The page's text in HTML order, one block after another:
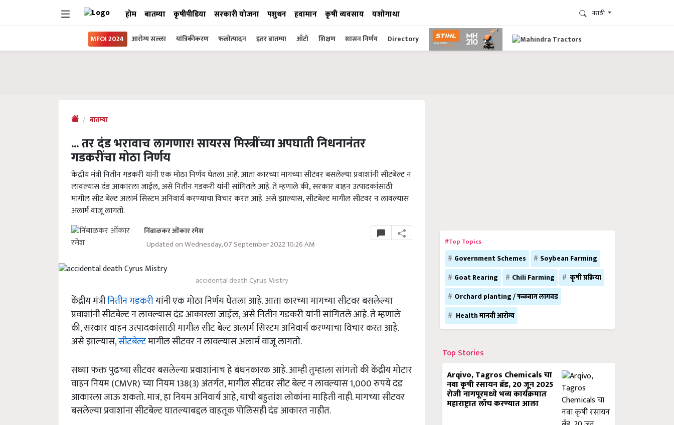
होम बातम्या कृषीपीडिया सरकारी योजना पशुधन हवामान कृषी व्यवसाय यशोगाथा मराठी
MFOI 2024 आरोग्य सल्ला यांत्रिकीकरण फलोत्पादन इतर बातम्या ऑटो शिक्षण शासन निर्णय Directory
बातम्या
... तर दंड भरावाच लागणार! सायरस मिस्त्रींच्या अपघाती निधनानंतर
गडकरींचा मोठा निर्णय
केंद्रीय मंत्री नितीन गडकरी यांनी एक मोठा निर्णय घेतला आहे. आता कारच्या मागच्या सीटवर बसलेल्या प्रवाशांनी सीटबेल्ट न
लावल्यास दंड आकारला जाईल, असे नितीन गडकरी यांनी सांगितले आहे. ते म्हणाले की, सरकार वाहन उत्पादकांसाठी
मागील सीट बेल्ट अलार्म सिस्टम अनिवार्य करण्याचा विचार करत आहे. असे झाल्यास, सीटबेल्ट मागील सीटवर न लावल्यास
अलार्म वाजू लागतो.
निंबाळकर ओंकार रमेश
Updated on Wednesday, 07 September 2022 10:26 AM
accidental death Cyrus Mistry
केंद्रीय मंत्रीनितीन गडकरीयांनी एक मोठा निर्णय घेतला आहे. आता कारच्या मागच्या सीटवर बसलेल्या
प्रवाशांनी सीटबेल्ट न लावल्यास दंड आकारला जाईल, असे नितीन गडकरी यांनी सांगितले आहे. ते म्हणाले
की, सरकार वाहन उत्पादकांसाठी मागील सीट बेल्ट अलार्म सिस्टम अनिवार्य करण्याचा विचार करत आहे.
असे झाल्यास,सीटबेल्टमागील सीटवर न लावल्यास अलार्म वाजू लागतो.
सध्या फक्त पुढच्या सीटवर बसलेल्या प्रवाशांनाच हे बंधनकारक आहे. आम्ही तुम्हाला सांगतो की केंद्रीय मोटार
वाहन नियम (CMVR) च्या नियम 138(3) अंतर्गत, मागील सीटवर सीट बेल्ट न लावल्यास 1,000 रुपये दंड
आकारला जाऊ शकतो. मात्र, हा नियम अनिवार्य आहे, याची बहुतांश लोकांना माहिती नाही. मागच्या सीटवर
बसलेल्या प्रवाशांना सीटबेल्ट घातल्याबद्दल वाहतूक पोलिसही दंड आकारत नाहीत.
#Top Topics
Government Schemes
Soybean Farming
Goat Rearing
Chili Farming
कृषी प्रक्रिया
Orchard planting / फळबाग लागवड
Health मानवी आरोग्य
Top Stories
Arqivo, Tagros Chemicals चा
नवा कृषी रसायन ब्रँड, 20 जून 2025
रोजी नागपूरमध्ये भव्य कार्यक्रमात
महाराष्ट्रात लाँच करण्यात आला